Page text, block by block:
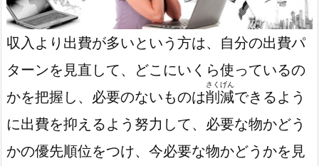
収入より出費が多いという方は、自分の出費パ
ターンを見直して、どこにいくら使っているの
かを把握し、必要のないものは削減
さくげん
できるよう
に出費を抑えるよう努力して、必要な物かどう
かの優先順位をつけ、今必要な物かどうかを見